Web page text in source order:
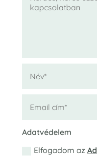
Adatvédelem
Elfogadom az